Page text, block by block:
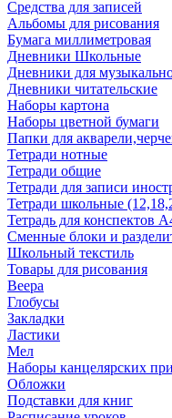
Средства для записей
Альбомы для рисования
Бумага миллиметровая
Дневники Школьные
Дневники для
Дневники читательские
Наборы картона
Наборы цветной бумаги
Папки для
Тетради нотные
Тетради общие
Тетради для записи
Тетради школьные
Тетрадь для конспектов
Сменные блоки и
Школьный текстиль
Товары для рисования
Веера
Глобусы
Закладки
Ластики
Мел
Наборы канцелярских
Обложки
Подставки для книг